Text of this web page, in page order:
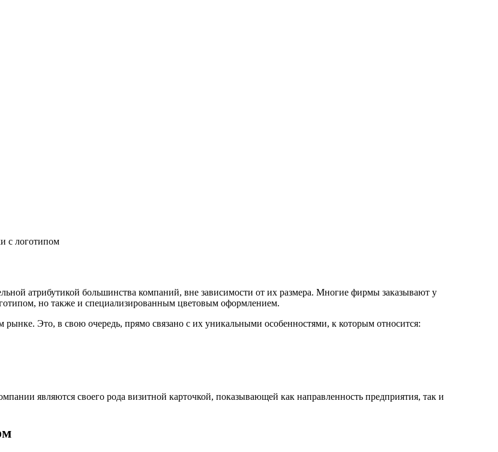
с логотипом
атрибутикой большинства компаний, вне зависимости от их размера. Многие фирмы заказывают у
но также и специализированным цветовым оформлением.
Это, в свою очередь, прямо связано с их уникальными особенностями, к которым относится:
являются своего рода визитной карточкой, показывающей как направленность предприятия, так и